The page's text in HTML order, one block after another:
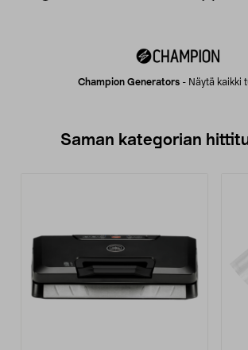
Champion Generators- Näytä kaikki
Saman kategorian